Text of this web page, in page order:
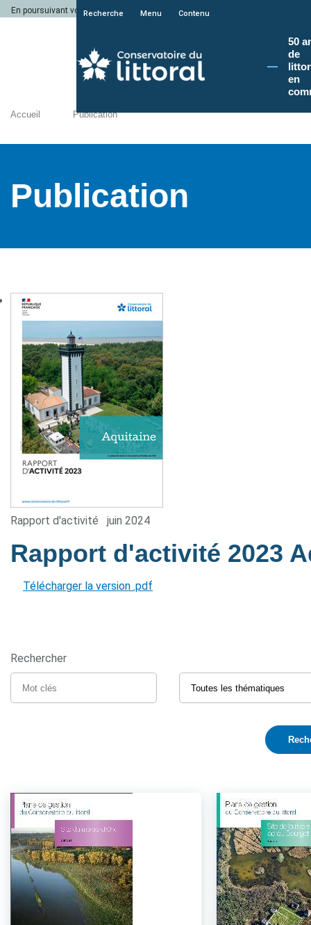
En poursuivant votre navigation sur le site du Conservatoire du littoral, vous
Recherche Menu Contenu
50
de
en
Accueil Publication
Publication
Rapport d'activité juin 2024
Rapport d'activité 2023
Télécharger la version .pdf
Rechercher